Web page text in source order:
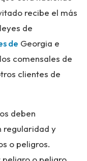
recibe el más
de
de Georgia e
comensales de
clientes de
deben
regularidad y
o peligros.